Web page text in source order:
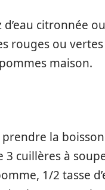
d’eau citronnée
rouges ou
maison.
prendre la
3 cuillères à
1/2 tasse